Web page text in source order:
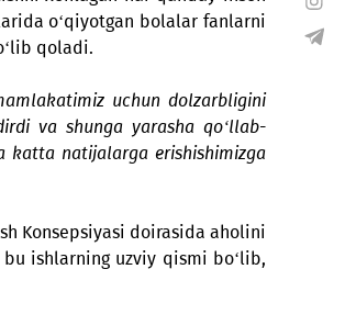
ta’minlanadi. Mamlakatimiz
Tijorat direktori Lola Filatova.
Bilim olishni xohlagan har
muassasalarida o‘qiyotgan
va bepul bo‘lib qoladi.
qiziqish bildirdi va shunga
birgalikda katta natijalarga